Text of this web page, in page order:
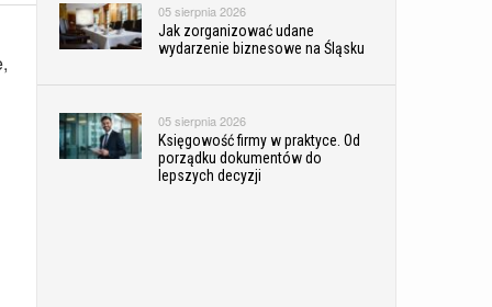
05 sierpnia 2026
Jak zorganizować udane
wydarzenie biznesowe na Śląsku
05 sierpnia 2026
Księgowość firmy w praktyce. Od
porządku dokumentów do
lepszych decyzji